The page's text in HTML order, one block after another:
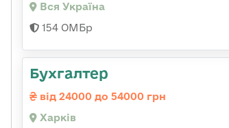
Вся Україна
154 ОМБр
Бухгалтер
від 24000 до 54000 грн
Харків